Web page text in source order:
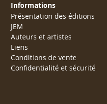
Informations
Présentation des éditions
JEM
Auteurs et artistes
Liens
Conditions de vente
Confidentialité et sécurité